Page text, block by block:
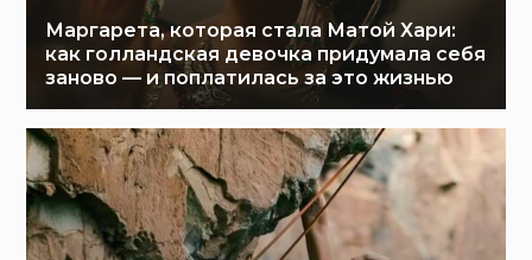
Маргарета, которая стала Матой Хари:
как голландская девочка придумала себя
заново — и поплатилась за это жизнью